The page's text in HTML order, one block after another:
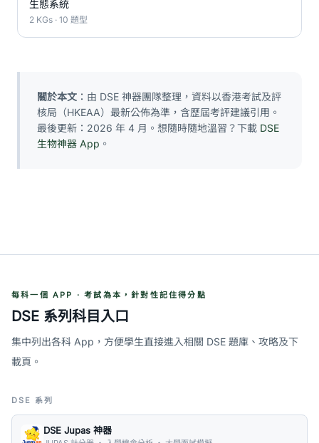
生態系統
2 KGs · 10 題型
關於本文 ：由 DSE 神器團隊整理，資料以香港考試及評
核局（HKEAA）最新公佈為準，含歷屆考評建議引用。
最後更新：2026 年 4 月。想隨時隨地溫習？下載 DSE
生物神器 App 。
每科一個 APP · 考試為本，針對性記住得分點
DSE 系列科目入口
集中列出各科 App，方便學生直接進入相關 DSE 題庫、攻略及下
載頁。
DSE 系列
DSE Jupas 神器